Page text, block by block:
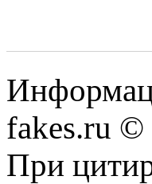
fakes.ru ©
При